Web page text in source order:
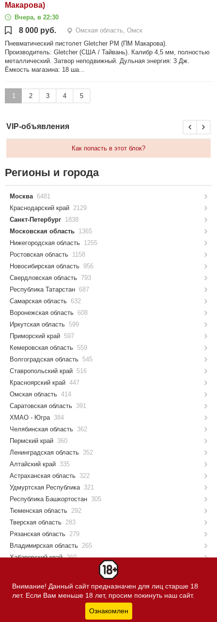
Макарова)
Вчера, в 22:30
8 000 руб.
Омская область, Омск
Пневматический пистолет Gletcher PM (ПМ Макарова).
Производитель: Gletcher (США / Тайвань). Калибр 4,5 мм, полностью
металлический. Затвор неподвижный. Дульная энергия: 3 Дж.
Ёмкость магазина: 18 ша...
1 2 3 4 5
VIP-объявления
Как попасть в этот блок?
Регионы и города
Москва 6481
Краснодарский край 2129
Санкт-Петербург 1838
Московская область 1365
Нижегородская область 1255
Ростовская область 1158
Новосибирская область 956
Свердловская область 793
Республика Татарстан 687
Самарская область 632
Воронежская область 608
Иркутская область 599
Приморский край 597
Кемеровская область 559
Волгоградская область 545
Ставропольский край 516
Красноярский край 447
Омская область 414
Саратовская область 391
ХМАО - Югра 384
Челябинская область 362
Пермский край 360
Ленинградская область 352
Алтайский край 335
Астраханская область 322
Удмуртская Республика 321
Республика Башкортостан 305
Тюменская область 292
Тверская область 283
Рязанская область 279
Владимирская область 265
Хабаровский край 260
Калининградская область 251
Внимание! Данный сайт предназначен для лиц старше 18
лет. Если Вам меньше 18 лет, просим покинуть наш сайт.
Ознакомлен